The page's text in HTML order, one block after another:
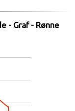
- Graf - Rønne